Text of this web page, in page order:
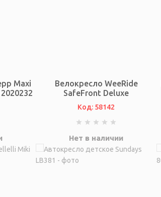
Maxi
Велокресло WeeRide
SafeFront Deluxe
Код: 58142
Нет в наличии